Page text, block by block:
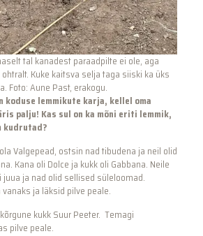
tal kanadest paraadpilte ei ole, aga
Kuke kaitsva selja taga siiski ka üks
Foto: Aune Past, erakogu.
koduse lemmikute karja, kellel oma
palju! Kas sul on ka mõni eriti lemmik,
kudrutad?
Valgepead, ostsin nad tibudena ja neil olid
Kana oli Dolce ja kukk oli Gabbana. Neile
ja nad olid sellised süleloomad.
ja läksid pilve peale.
kukk Suur Peeter. Temagi
pilve peale.